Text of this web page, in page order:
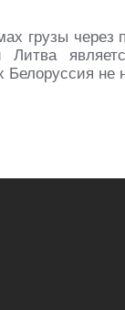
грузы через
Белоруссия не